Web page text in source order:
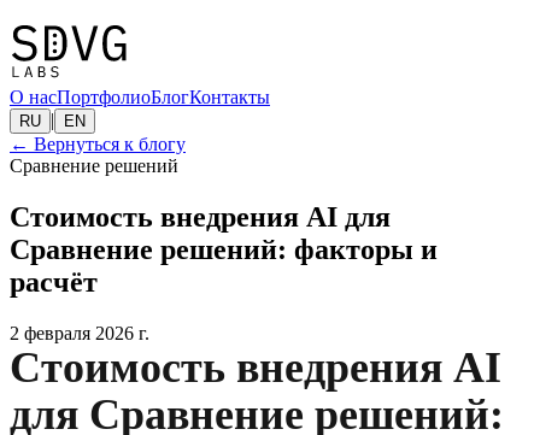
О насПортфолиоБлогКонтакты
RU | EN
← Вернуться к блогу
Сравнение решений
Стоимость внедрения AI для
Сравнение решений: факторы и
расчёт
2 февраля 2026 г.
Стоимость внедрения AI
для Сравнение решений: